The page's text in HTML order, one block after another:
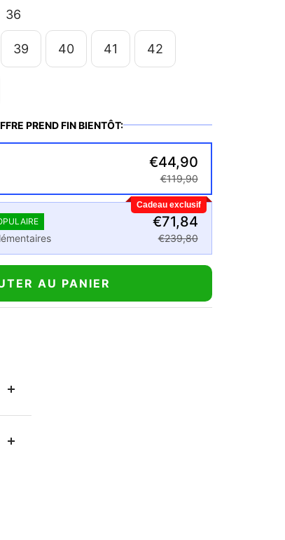
36
39 40 41 42
PREND FIN BIENTÔT:
€44,90
€119,90
Cadeau exclusif
€71,84
€239,80
AU PANIER